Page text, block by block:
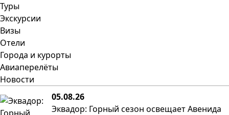
Туры
Экскурсии
Визы
Отели
Города и курорты
Авиаперелёты
Новости
05.08.26
Эквадор: Горный сезон освещает Авенида